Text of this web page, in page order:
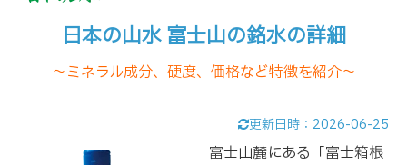
日本の山水 富士山の銘水の詳細
～ミネラル成分、硬度、価格など特徴を紹介～
更新日時： 2026-06-25
富士山麓にある「富士箱根